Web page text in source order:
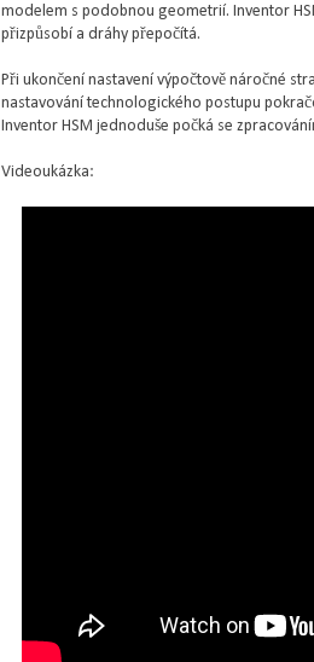
modelem s podobnou geometrií. Inventor
přizpůsobí a dráhy přepočítá.
Při ukončení nastavení výpočtově náročné
nastavování technologického postupu
Inventor HSM jednoduše počká se
Videoukázka: